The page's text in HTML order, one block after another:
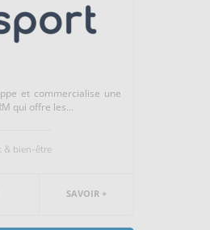
et commercialise une
qui offre les...
& bien-être
SAVOIR +